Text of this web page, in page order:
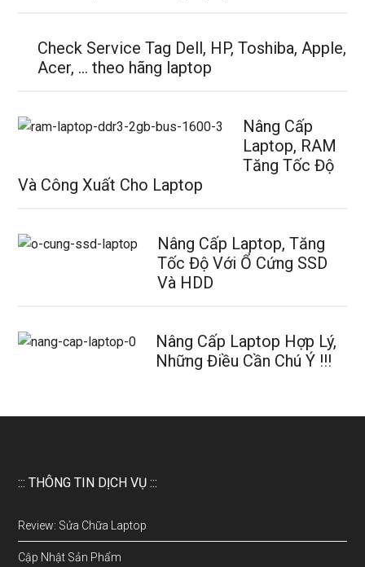
Check Service Tag Dell, HP, Toshiba, Apple,
Acer, … theo hãng laptop
Nâng Cấp
Laptop, RAM
Tăng Tốc Độ
Và Công Xuất Cho Laptop
Nâng Cấp Laptop, Tăng
Tốc Độ Với Ổ Cứng SSD
Và HDD
Nâng Cấp Laptop Hợp Lý,
Những Điều Cần Chú Ý !!!
::: THÔNG TIN DỊCH VỤ :::
Review: Sửa Chữa Laptop
Cập Nhật Sản Phẩm